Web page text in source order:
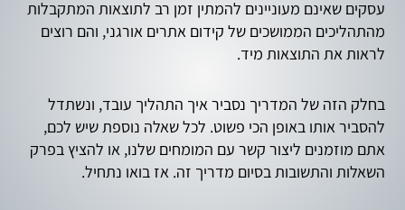
עסקים שאינם מעוניינים להמתין זמן רב לתוצאות המתקבלות
מהתהליכים הממושכים של קידום אתרים אורגני, והם רוצים
לראות את התוצאות מיד.
בחלק הזה של המדריך נסביר איך התהליך עובד, ונשתדל
להסביר אותו באופן הכי פשוט. לכל שאלה נוספת שיש לכם,
אתם מוזמנים ליצור קשר עם המומחים שלנו, או להציץ בפרק
השאלות והתשובות בסיום מדריך זה. אז בואו נתחיל.